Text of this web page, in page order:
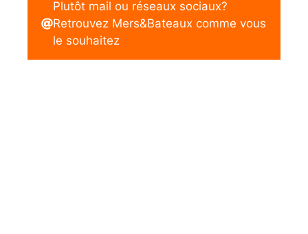
Plutôt mail ou réseaux sociaux?
Retrouvez Mers&Bateaux comme vous
le souhaitez